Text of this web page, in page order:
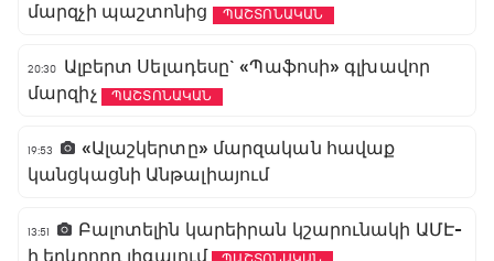
մարզչի պաշտոնից
ՊԱՇՏՈՆԱԿԱՆ
20:30
Ալբերտ Սելադեսը` «Պաֆոսի» գլխավոր
մարզիչ
ՊԱՇՏՈՆԱԿԱՆ
19:53
«Ալաշկերտը» մարզական հավաք
կանցկացնի Անթալիայում
13:51
Բալոտելին կարեիրան կշարունակի ԱՄԷ-